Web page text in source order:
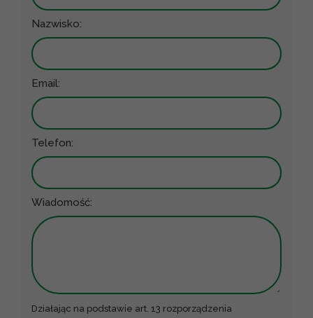
Nazwisko:
Email:
Telefon:
Wiadomość:
Działając na podstawie art. 13 rozporządzenia